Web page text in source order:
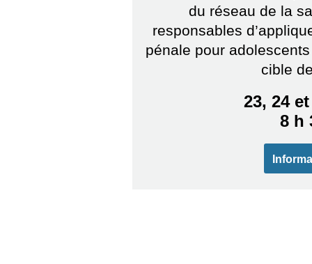
du réseau de la
responsables
pénale pour
cible
23, 24
8 h